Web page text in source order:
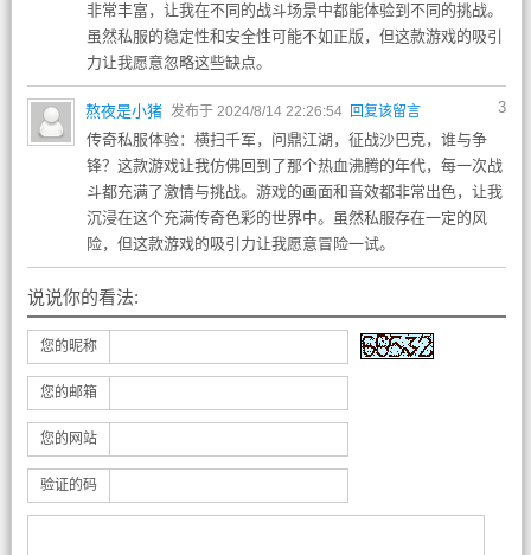
非常丰富，让我在不同的战斗场景中都能体验到不同的挑战。
虽然私服的稳定性和安全性可能不如正版，但这款游戏的吸引
力让我愿意忽略这些缺点。
3
熬夜是小猪 发布于 2024/8/14 22:26:54 回复该留言
传奇私服体验：横扫千军，问鼎江湖，征战沙巴克，谁与争
锋？这款游戏让我仿佛回到了那个热血沸腾的年代，每一次战
斗都充满了激情与挑战。游戏的画面和音效都非常出色，让我
沉浸在这个充满传奇色彩的世界中。虽然私服存在一定的风
险，但这款游戏的吸引力让我愿意冒险一试。
说说你的看法:
您的昵称
您的邮箱
您的网站
验证的码